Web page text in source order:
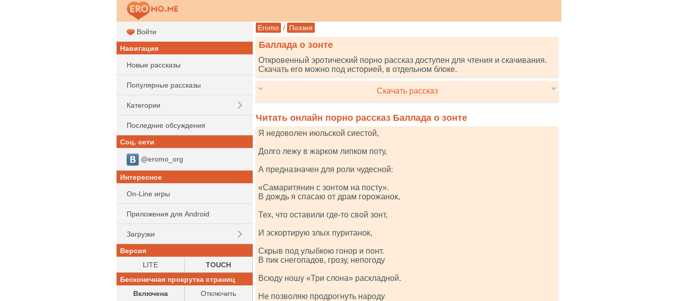
Eromo / Поэзия
Баллада о зонте
Откровенный эротический порно рассказ доступен для чтения и скачивания.
Скачать его можно под историей, в отдельном блоке.
Скачать рассказ
Читать онлайн порно рассказ Баллада о зонте
Я недоволен июльской сиестой,
Долго лежу в жарком липком поту,
А предназначен для роли чудесной:
«Самаритянин с зонтом на посту».
В дождь я спасаю от драм горожанок,
Тех, что оставили где-то свой зонт,
И эскортирую злых пуританок,
Скрыв под улыбкою гонор и понт.
В пик снегопадов, грозу, непогоду
Всюду ношу «Три слона» раскладной.
Не позволяю продрогнуть народу
Войти
Навигация
Новые рассказы
Популярные рассказы
Категории
Последние обсуждения
Соц. сети
@eromo_org
Интересное
On-Line игры
Приложения для Android
Загрузки
Версия
LITE
TOUCH
Бесконечная прокрутка страниц
Включена
Отключить